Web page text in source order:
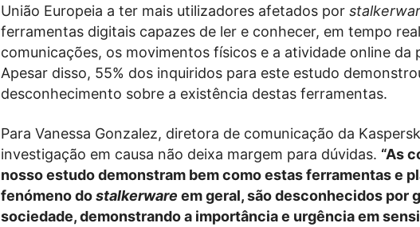
União Europeia a ter mais utilizadores afetados por
ferramentas digitais capazes de ler e conhecer, em tempo
comunicações, os movimentos físicos e a atividade online da
Apesar disso, 55% dos inquiridos para este estudo
desconhecimento sobre a existência destas ferramentas.
Para Vanessa Gonzalez, diretora de comunicação da
investigação em causa não deixa margem para dúvidas. “As
nosso estudo demonstram bem como estas ferramentas e
fenómeno dostalkerware em geral, são desconhecidos por
sociedade, demonstrando a importância e urgência em